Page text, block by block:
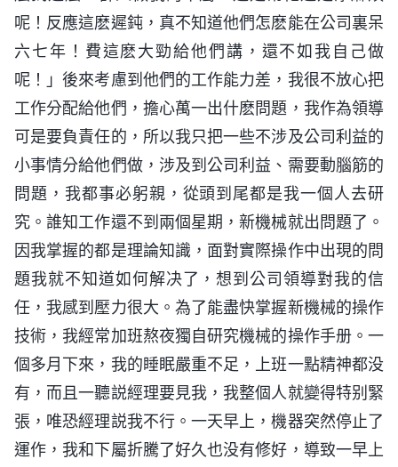
呢！反應這麽遲鈍，真不知道他們怎麽能在公司裏呆
六七年！費這麽大勁給他們講，還不如我自己做
呢！」後來考慮到他們的工作能力差，我很不放心把
工作分配給他們，擔心萬一出什麽問題，我作為領導
可是要負責任的，所以我只把一些不涉及公司利益的
小事情分給他們做，涉及到公司利益、需要動腦筋的
問題，我都事必躬親，從頭到尾都是我一個人去研
究。誰知工作還不到兩個星期，新機械就出問題了。
因我掌握的都是理論知識，面對實際操作中出現的問
題我就不知道如何解决了，想到公司領導對我的信
任，我感到壓力很大。為了能盡快掌握新機械的操作
技術，我經常加班熬夜獨自研究機械的操作手册。一
個多月下來，我的睡眠嚴重不足，上班一點精神都没
有，而且一聽説經理要見我，我整個人就變得特别緊
張，唯恐經理説我不行。一天早上，機器突然停止了
運作，我和下屬折騰了好久也没有修好，導致一早上